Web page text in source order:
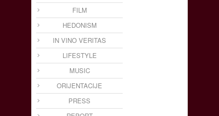
FILM
HEDONISM
IN VINO VERITAS
LIFESTYLE
MUSIC
ORIJENTACIJE
PRESS